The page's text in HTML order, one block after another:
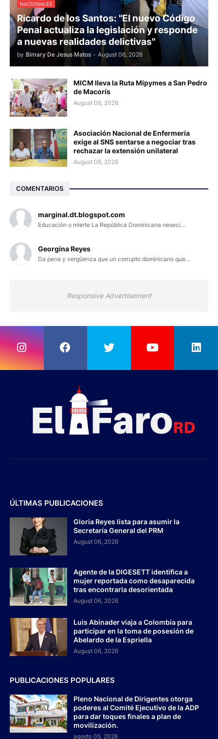
NACIONALES
Ricardo de los Santos: "El nuevo Código
Penal actualiza la legislación y responde
a nuevas realidades delictivas"
by Bimary De Jesus Matos - August 06, 2026
MICM lleva la Ruta Mipymes a San Pedro
de Macorís
August 06, 2026
Asociación Nacional de Enfermería
exige al SNS sentarse a negociar tras
rechazar la extensión unilateral
August 06, 2026
COMENTARIOS
marginal.dt.blogspot.com
Educación o mierte La República Dominicana neseci...
Georgina Reyes
Da pena y vergüenza que un corrupto dominicano que...
Responsive Advertisement
ÚLTIMAS PUBLICACIONES
Gloria Reyes lista para asumir la
Secretaría General del PRM
August 06, 2026
Agente de la DIGESETT identifica a
mujer reportada como desaparecida
tras encontrarla desorientada
August 06, 2026
Luis Abinader viaja a Colombia para
participar en la toma de posesión de
Abelardo de la Espriella
August 06, 2026
PUBLICACIONES POPULARES
Pleno Nacional de Dirigentes otorga
poderes al Comité Ejecutivo de la ADP
para dar toques finales a plan de
movilización.
agosto 05, 2026